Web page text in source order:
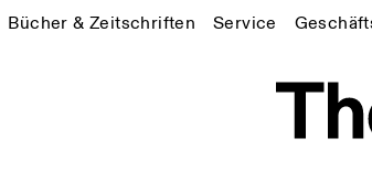
Bücher & Zeitschriften Service